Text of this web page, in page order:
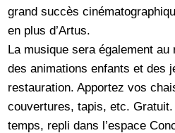
grand succès
en plus d’Artus.
La musique sera également
des animations enfants et des
restauration. Apportez vos
couvertures, tapis, etc.
temps, repli dans l’espace